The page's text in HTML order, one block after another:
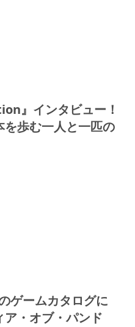
』インタビュー！
歩む一人と一匹の
ームカタログに
ア・オブ・パンド